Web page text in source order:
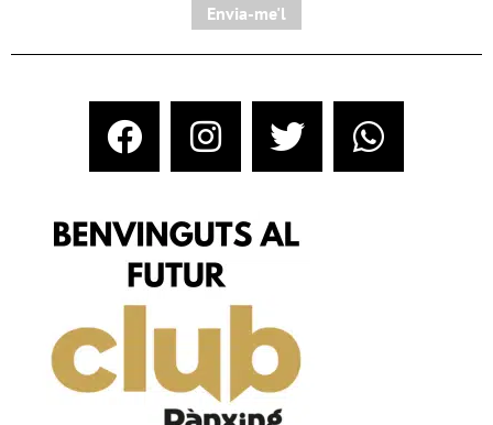
Envia-me'l